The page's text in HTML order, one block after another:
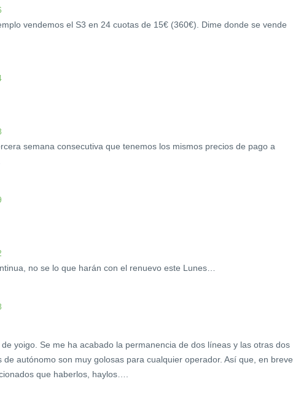
vendemos el S3 en 24 cuotas de 15€ (360€). Dime donde se vende
semana consecutiva que tenemos los mismos precios de pago a
no se lo que harán con el renuevo este Lunes…
yoigo. Se me ha acabado la permanencia de dos líneas y las otras dos
autónomo son muy golosas para cualquier operador. Así que, en breve,
que haberlos, haylos….